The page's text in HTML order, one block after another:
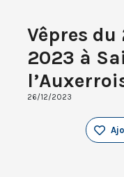
Vêpres du
2023 à
26/12/2023